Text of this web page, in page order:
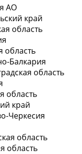
АО
край
область
область
Балкария
область
область
край
Черкесия
область
область